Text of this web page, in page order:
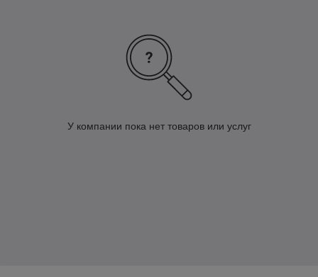
У компании пока нет товаров или услуг